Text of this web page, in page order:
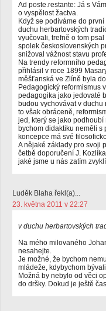
Ad poste.restante: Já s
o vyspělost žactva.
Když se podíváme do
duchu herbartovských
vyučovali, trefně o tom
spolek československých
snižoval vážnost stavu
Na trendy reformního
přihlásil v roce 1899
měšťanská ve Zlíně byla
Pedagogický reformismus
pedagogika jako jedovaté
budou vychovávat v
to však obráceně,
jed, který se jako
bychom didaktiku neměli s
koncepce má své
A nějaké základy pro svoji
četbě doporučení J.
jaké jsme u nás zatím
Luděk Blaha řekl(a)...
23. května 2011 v 22:27
v duchu herbartovských
Na mého milovaného
nesahejte.
Je možné, že bychom
mládeže, kdybychom
Možná by nebylo od věci
do dršky. Dokud je ještě